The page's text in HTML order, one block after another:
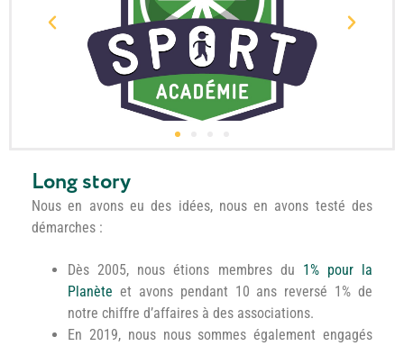
Long story
Nous en avons eu des idées, nous en avons testé des
démarches :
Dès 2005, nous étions membres du 1% pour la
Planète et avons pendant 10 ans reversé 1% de
notre chiffre d’affaires à des associations.
En 2019, nous nous sommes également engagés